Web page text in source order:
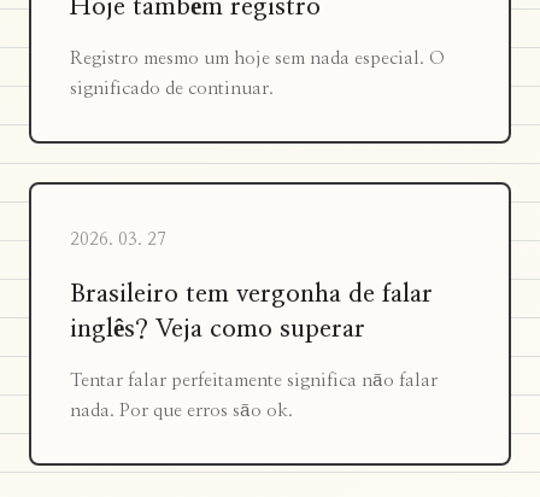
Hoje também registro
Registro mesmo um hoje sem nada especial. O
significado de continuar.
2026. 03. 27
Brasileiro tem vergonha de falar
inglês? Veja como superar
Tentar falar perfeitamente significa não falar
nada. Por que erros são ok.